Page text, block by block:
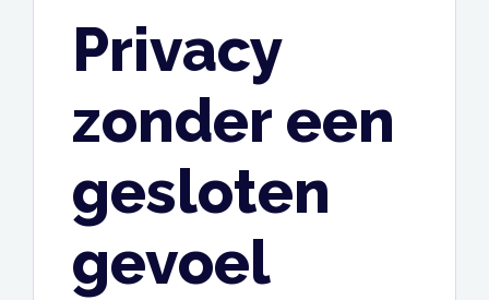
Privacy
zonder een
gesloten
gevoel